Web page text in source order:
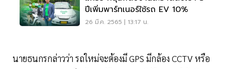
ปีเพิ่มพาร์ทเนอร์ใช้รถ EV 10%
26 มี.ค. 2565 | 13:17 น.
นายธนกรกล่าวว่า รถใหม่จะต้องมี GPS มีกล้อง CCTV หรือ